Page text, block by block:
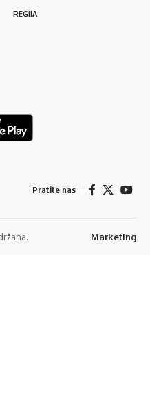
REGIJA
Pratite nas
Marketing